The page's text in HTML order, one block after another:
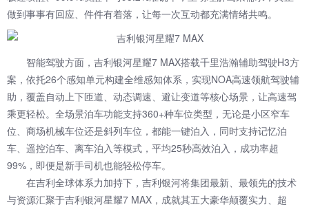
做到事事有回应、件件有着落，让每一次互动都充满情绪共鸣。
智能驾驶方面，吉利银河星耀7 MAX搭载千里浩瀚辅助驾驶H3方
案，依托26个感知单元构建全维感知体系，实现NOA高速领航驾驶辅
助，覆盖自动上下匝道、动态调速、避让变道等核心场景，让高速驾
乘更轻松。全场景泊车功能支持360+种车位类型，无论是小区窄车
位、商场机械车位还是斜列车位，都能一键泊入，同时支持记忆泊
车、遥控泊车、离车泊入等模式，平均25秒高效泊入，成功率超
99%，即便是新手司机也能轻松停车。
在吉利全球体系力加持下，吉利银河将集团最新、最领先的技术
与资源汇聚于吉利银河星耀7 MAX，成就其五大豪华颠覆实力、超